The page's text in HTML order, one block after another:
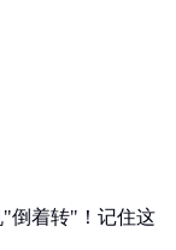
倒着转"！记住这